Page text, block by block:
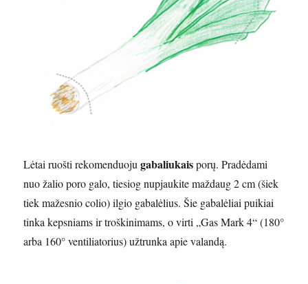
Lėtai ruošti rekomenduojugabaliukaisporų. Pradėdami
nuo žalio poro galo, tiesiog nupjaukite maždaug 2 cm (šiek
tiek mažesnio colio) ilgio gabalėlius. Šie gabalėliai puikiai
tinka kepsniams ir troškinimams, o virti „Gas Mark 4“ (180°
arba 160° ventiliatorius) užtrunka apie valandą.